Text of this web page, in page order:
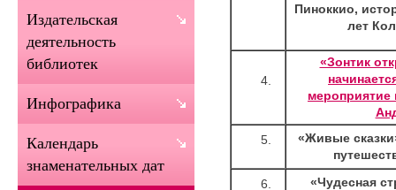
Пиноккио,
лет
«Зонтик
мероприятие
«Живые
«Чудесная
Издательская
деятельность
библиотек
Инфографика
Календарь
знаменательных дат